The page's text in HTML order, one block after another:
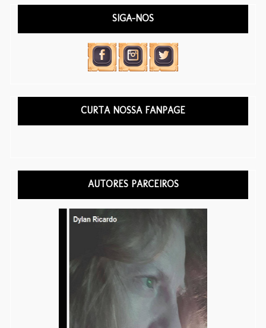
SIGA-NOS
CURTA NOSSA FANPAGE
AUTORES PARCEIROS